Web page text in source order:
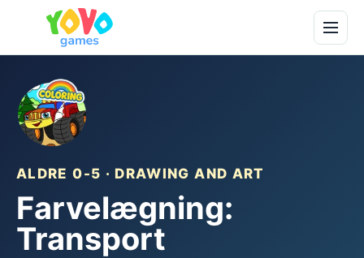
ALDRE 0-5 · DRAWING AND ART
Farvelægning:
Transport